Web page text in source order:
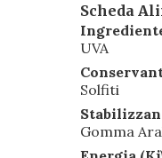
Scheda
UVA
Solfiti
Gomma